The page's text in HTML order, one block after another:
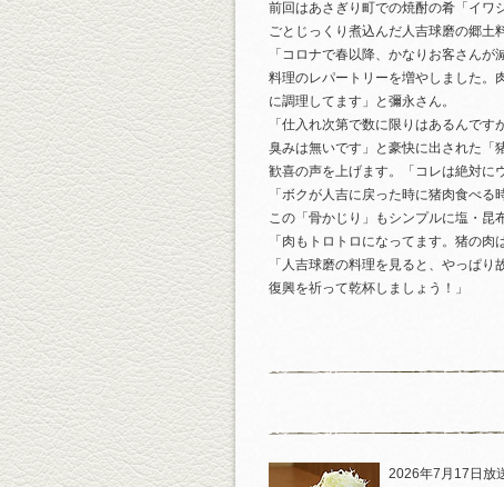
前回はあさぎり町での焼酎の肴「イワ
ごとじっくり煮込んだ人吉球磨の郷土
「コロナで春以降、かなりお客さん
料理のレパートリーを増やしました。
に調理してます」と彌永さん。
「仕入れ次第で数に限りはあるんで
臭みは無いです」と豪快に出された「
歓喜の声を上げます。「コレは絶対に
「ボクが人吉に戻った時に猪肉食べる
この「骨かじり」もシンプルに塩・昆
「肉もトロトロになってます。猪の肉
「人吉球磨の料理を見ると、やっぱ
復興を祈って乾杯しましょう！」
2026年7月17日放